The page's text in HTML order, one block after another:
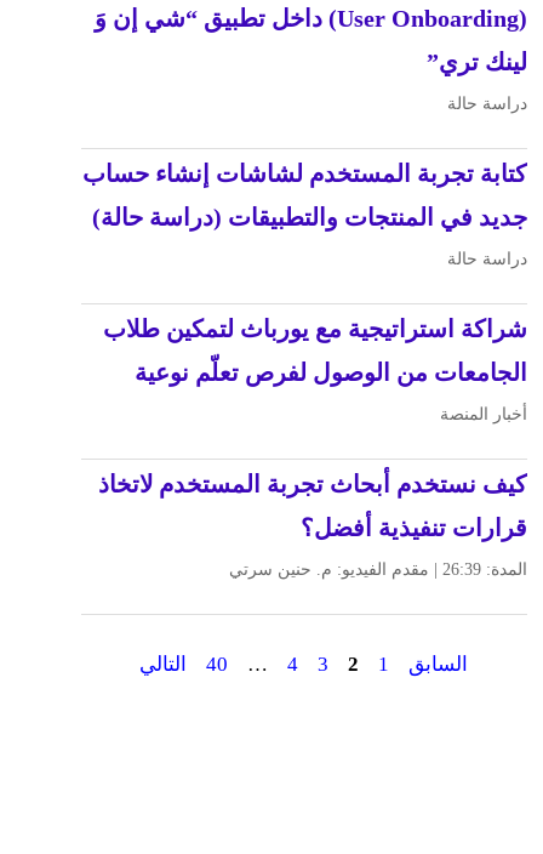
(User Onboarding) داخل تطبيق “شي إن وَ
لينك تري”
دراسة حالة
كتابة تجربة المستخدم لشاشات إنشاء حساب
جديد في المنتجات والتطبيقات (دراسة حالة)
دراسة حالة
شراكة استراتيجية مع يورباث لتمكين طلاب
الجامعات من الوصول لفرص تعلّم نوعية
أخبار المنصة
كيف نستخدم أبحاث تجربة المستخدم لاتخاذ
قرارات تنفيذية أفضل؟
المدة: 26:39 | مقدم الفيديو: م. حنين سرتي
السابق 1
2
3
4
…
40 التالي